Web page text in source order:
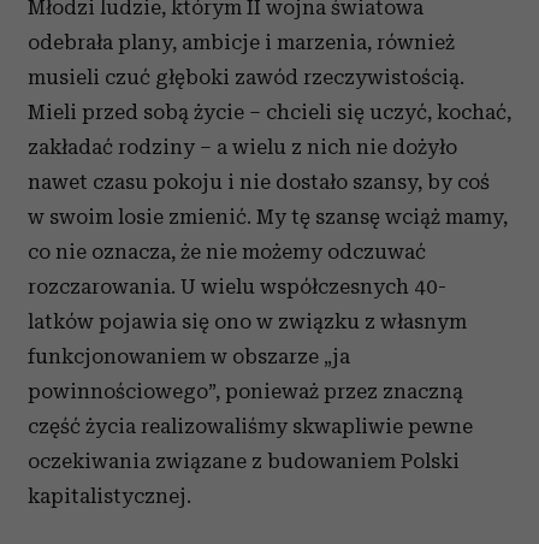
Młodzi ludzie, którym II wojna światowa
odebrała plany, ambicje i marzenia, również
musieli czuć głęboki zawód rzeczywistością.
Mieli przed sobą życie – chcieli się uczyć, kochać,
zakładać rodziny – a wielu z nich nie dożyło
nawet czasu pokoju i nie dostało szansy, by coś
w swoim losie zmienić. My tę szansę wciąż mamy,
co nie oznacza, że nie możemy odczuwać
rozczarowania. U wielu współczesnych 40-
latków pojawia się ono w związku z własnym
funkcjonowaniem w obszarze „ja
powinnościowego”, ponieważ przez znaczną
część życia realizowaliśmy skwapliwie pewne
oczekiwania związane z budowaniem Polski
kapitalistycznej.